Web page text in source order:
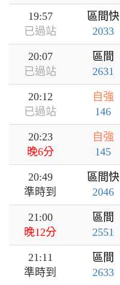
19:57
已過站
區間快
2033
20:07
已過站
區間
2631
20:12
已過站
自強
146
20:23
晚6分
自強
145
20:49
準時到
區間快
2046
21:00
晚12分
區間
2551
21:11
準時到
區間
2633